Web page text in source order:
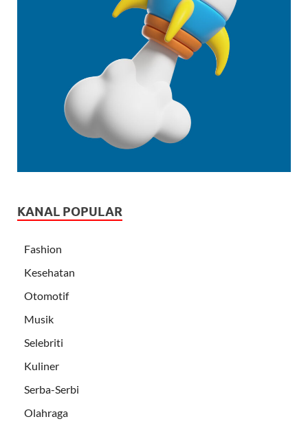
KANAL POPULAR
Fashion
Kesehatan
Otomotif
Musik
Selebriti
Kuliner
Serba-Serbi
Olahraga